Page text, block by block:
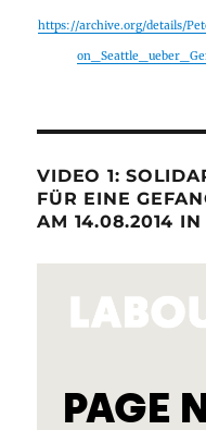
https://archive.org/details/
VIDEO 1:
FÜR EINE
AM 14.08.2014 IN